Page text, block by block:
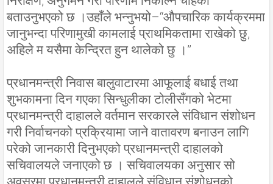
बताउनुभएको छ ।उहाँले भन्नुभयो–“औपचारिक कार्यक्रममा
जानुभन्दा परिणामुखी कामलाई प्राथमिकतामा राखेको छु,
अहिले म यसैमा केन्द्रित हुन थालेको छु ।”
प्रधानमन्त्री निवास बालुवाटारमा आफूलाई बधाई तथा
शुभकामना दिन गएका सिन्धुलीका टोलीसँगको भेटमा
प्रधानमन्त्री दाहालले वर्तमान सरकारले संविधान संशोधन
गरी निर्वाचनको प्रक्रियामा जाने वातावरण बनाउन लागि
परेको जानकारी दिनुभएको प्रधानमन्त्री दाहालको
सचिवालयले जनाएको छ । सचिवालयका अनुसार सो